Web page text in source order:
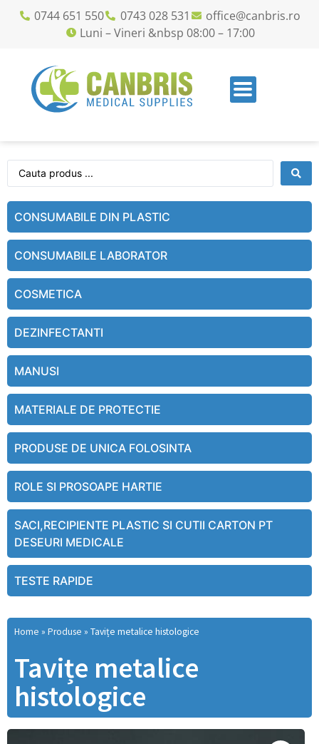
0744 651 550 0743 028 531
office@canbris.ro
Luni – Vineri &nbsp 08:00 – 17:00
CONSUMABILE DIN PLASTIC
CONSUMABILE LABORATOR
COSMETICA
DEZINFECTANTI
MANUSI
MATERIALE DE PROTECTIE
PRODUSE DE UNICA FOLOSINTA
ROLE SI PROSOAPE HARTIE
SACI,RECIPIENTE PLASTIC SI CUTII CARTON PT
DESEURI MEDICALE
TESTE RAPIDE
Home » Produse » Tavițe metalice histologice
Tavițe metalice
histologice